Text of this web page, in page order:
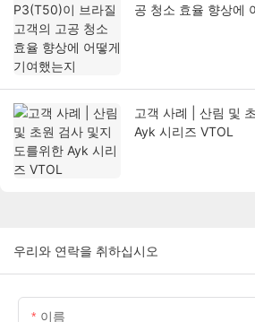
공 청소 효율 향상에
고객 사례 | 산림 및
Ayk 시리즈 VTOL
우리와 연락을 취하십시오
이름